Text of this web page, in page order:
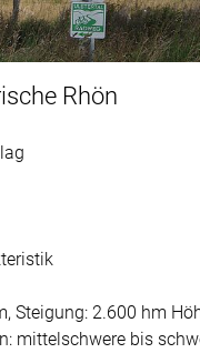
Rhön
Steigung: 2.600 hm
mittelschwere bis